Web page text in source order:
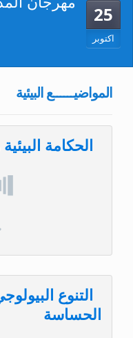
25
اكتوبر
المواضيــــــع البيئية
الحكامة
التنوع
الحساسة